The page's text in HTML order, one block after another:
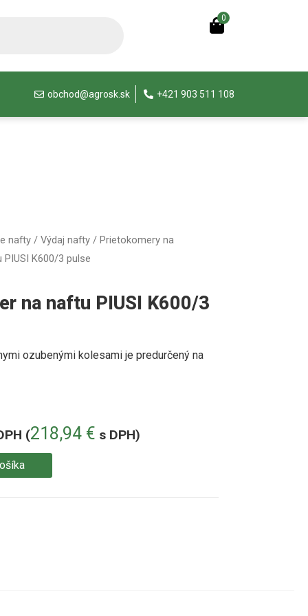
0
obchod@agrosk.sk +421 903 511 108
nafty/ Výdaj nafty/ Prietokomery na
K600/3 pulse
na naftu PIUSI K600/3
(218,94 € s DPH)
ozubenými kolesami je predurčený na